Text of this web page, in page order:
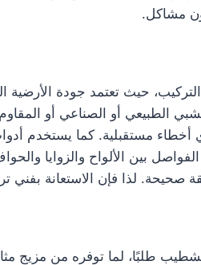
مشاكل.
حيث تعتمد جودة الأرضية
الطبيعي أو الصناعي أو
أخطاء مستقبلية. كما يستخدم
بين الألواح والزوايا
صحيحة. لذا فإن الاستعانة
طلبًا، لما توفره من مزيج